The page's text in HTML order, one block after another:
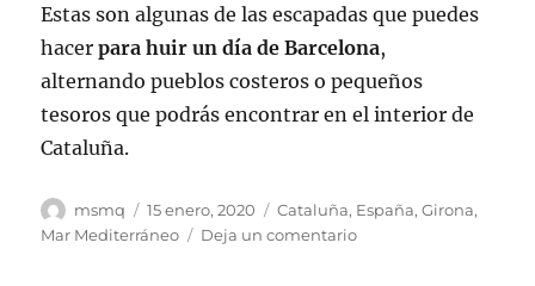
Estas son algunas de las escapadas que puedes
hacerpara huir un día de Barcelona,
alternando pueblos costeros o pequeños
tesoros que podrás encontrar en el interior de
Cataluña.
Autor
msmq
Publicado
el
15 enero, 2020 Categorías
Cataluña, España,Girona,
Mar Mediterráneo
Deja un comentarioen